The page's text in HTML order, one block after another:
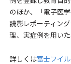
のほか、「電子医
読影レポーティン
理、実症例を用い
詳しくは富士フイ